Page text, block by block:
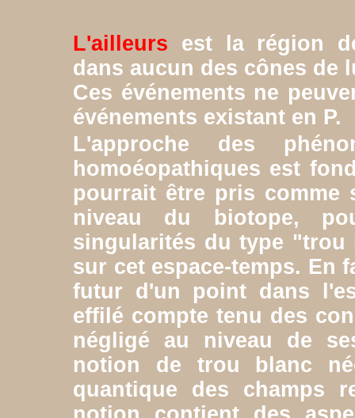
L'ailleurs est la région
dans aucun des cônes de
Ces événements ne
événements existant en P.
L'approche des
homoéopathiques est
pourrait être pris comme
niveau du biotope,
singularités du type
sur cet espace-temps. En
futur d'un point dans
effilé compte tenu des
négligé au niveau de
notion de trou blanc
quantique des champs